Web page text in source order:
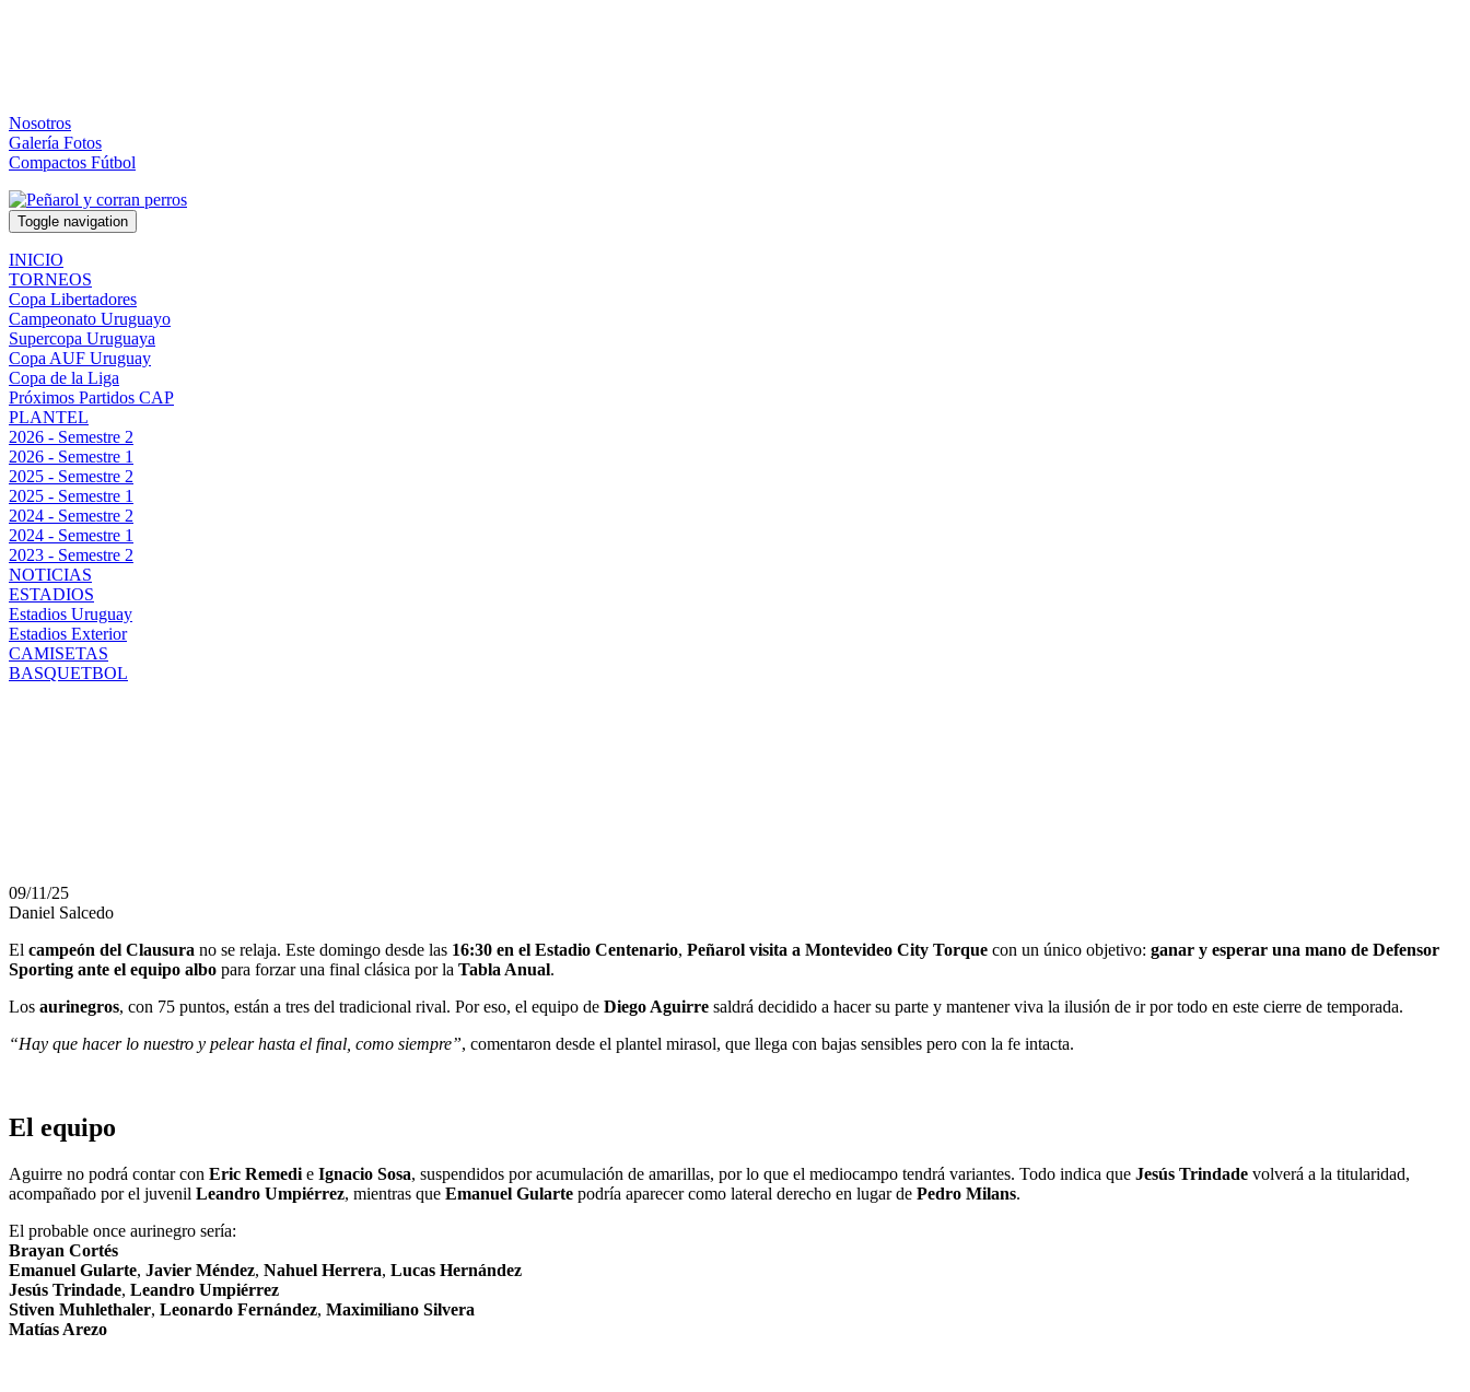
Nosotros
Galería Fotos
Compactos Fútbol
Toggle navigation
INICIO
TORNEOS
Copa Libertadores
Campeonato Uruguayo
Supercopa Uruguaya
Copa AUF Uruguay
Copa de la Liga
Próximos Partidos CAP
PLANTEL
2026 - Semestre 2
2026 - Semestre 1
2025 - Semestre 2
2025 - Semestre 1
2024 - Semestre 2
2024 - Semestre 1
2023 - Semestre 2
NOTICIAS
ESTADIOS
Estadios Uruguay
Estadios Exterior
CAMISETAS
BASQUETBOL
09/11/25
Daniel Salcedo
El campeón del Clausura no se relaja. Este domingo desde las 16:30 en el Estadio Centenario, Peñarol visita a Montevideo City Torque con un único objetivo: ganar y esperar una mano de Defensor
Sporting ante el equipo albo para forzar una final clásica por la Tabla Anual.
Los aurinegros, con 75 puntos, están a tres del tradicional rival. Por eso, el equipo de Diego Aguirre saldrá decidido a hacer su parte y mantener viva la ilusión de ir por todo en este cierre de temporada.
“Hay que hacer lo nuestro y pelear hasta el final, como siempre”, comentaron desde el plantel mirasol, que llega con bajas sensibles pero con la fe intacta.
El equipo
Aguirre no podrá contar con Eric Remedi e Ignacio Sosa, suspendidos por acumulación de amarillas, por lo que el mediocampo tendrá variantes. Todo indica que Jesús Trindade volverá a la titularidad,
acompañado por el juvenil Leandro Umpiérrez, mientras que Emanuel Gularte podría aparecer como lateral derecho en lugar de Pedro Milans.
El probable once aurinegro sería:
Brayan Cortés
Emanuel Gularte, Javier Méndez, Nahuel Herrera, Lucas Hernández
Jesús Trindade, Leandro Umpiérrez
Stiven Muhlethaler, Leonardo Fernández, Maximiliano Silvera
Matías Arezo